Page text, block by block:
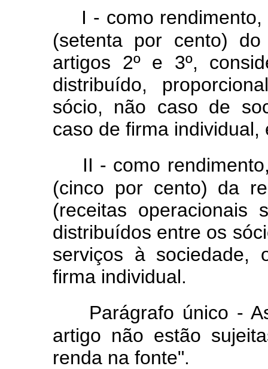
I - como
(setenta por cento)
artigos 2º e 3º,
distribuído,
sócio, não caso de
caso de firma individual,
II - como
(cinco por cento) da
(receitas operacionais
distribuídos entre os
serviços à sociedade,
firma individual.
Parágrafo único -
artigo não estão
renda na fonte".